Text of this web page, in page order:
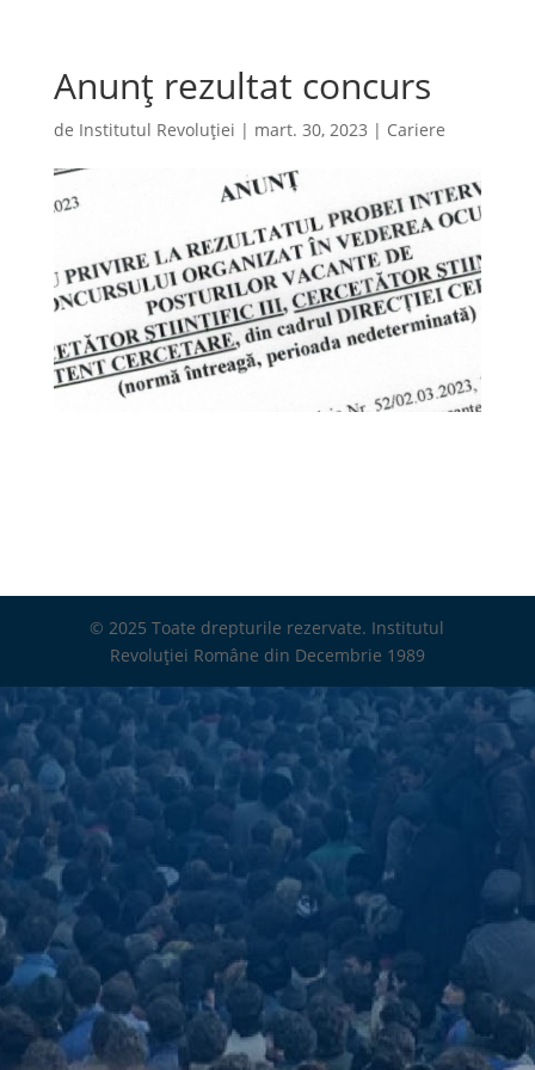
Anunț rezultat concurs
de Institutul Revoluției | mart. 30, 2023 | Cariere
© 2025 Toate drepturile rezervate. Institutul
Revoluției Române din Decembrie 1989